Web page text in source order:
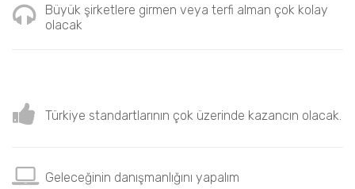
Büyük şirketlere girmen veya terfi alman çok kolay
olacak
Türkiye standartlarının çok üzerinde kazancın olacak.
Geleceğinin danışmanlığını yapalım